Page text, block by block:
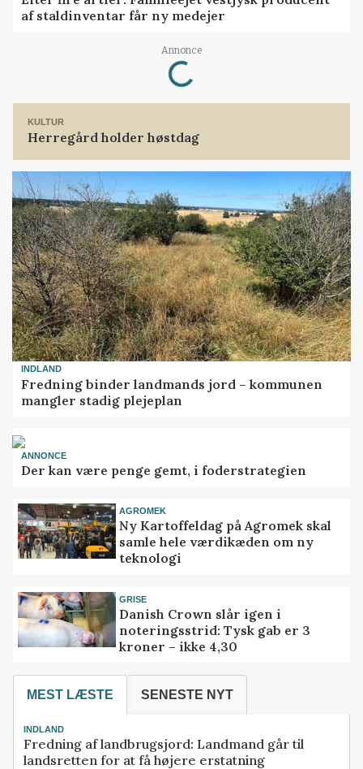
af staldinventar får ny medejer
Annonce
Loading...
KULTUR
Herregård holder høstdag
INDLAND
Fredning binder landmands jord – kommunen
mangler stadig plejeplan
ANNONCE
Der kan være penge gemt, i foderstrategien
AGROMEK
Ny Kartoffeldag på Agromek skal
samle hele værdikæden om ny
teknologi
GRISE
Danish Crown slår igen i
noteringsstrid: Tysk gab er 3
kroner – ikke 4,30
MEST LÆSTE SENESTE NYT
INDLAND
Fredning af landbrugsjord: Landmand går til
landsretten for at få højere erstatning